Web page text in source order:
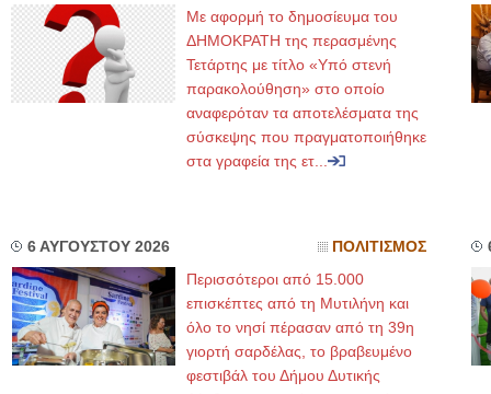
Με αφορμή το δημοσίευμα του
ΔΗΜΟΚΡΑΤΗ της περασμένης
Τετάρτης με τίτλο «Υπό στενή
παρακολούθηση» στο οποίο
αναφερόταν τα αποτελέσματα της
σύσκεψης που πραγματοποιήθηκε
στα γραφεία της ετ...
6 ΑΥΓΟΥΣΤΟΥ 2026 ΠΟΛΙΤΙΣΜΟΣ
Περισσότεροι από 15.000
επισκέπτες από τη Μυτιλήνη και
όλο το νησί πέρασαν από τη 39η
γιορτή σαρδέλας, το βραβευμένο
φεστιβάλ του Δήμου Δυτικής